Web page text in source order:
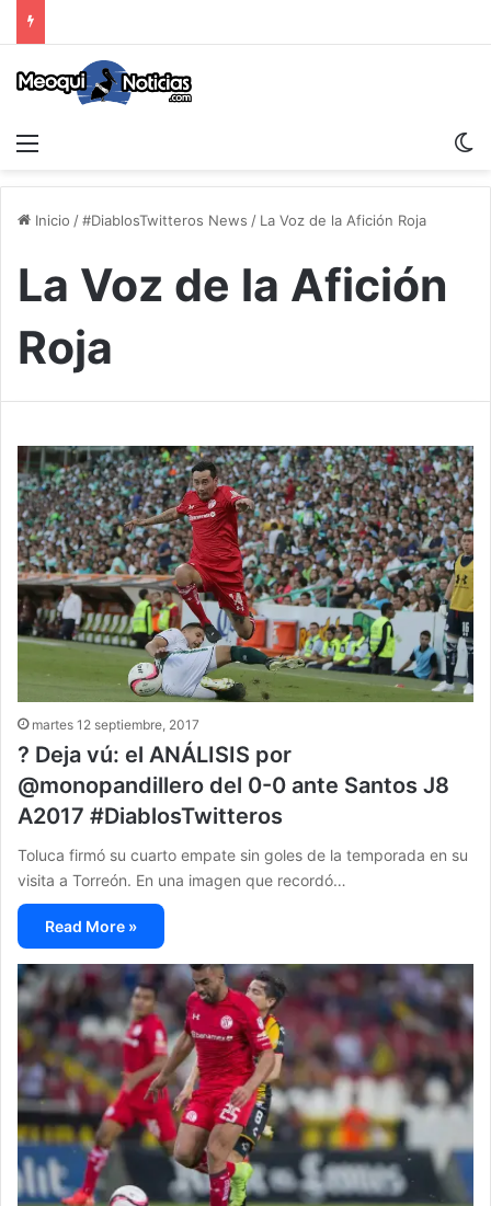
Inicio /#DiablosTwitteros News / La Voz de la Afición Roja
La Voz de la Afición
Roja
martes 12 septiembre, 2017
? Deja vú: el ANÁLISIS por
@monopandillero del 0-0 ante Santos J8
A2017 #DiablosTwitteros
Toluca firmó su cuarto empate sin goles de la temporada en su
visita a Torreón. En una imagen que recordó…
Read More »